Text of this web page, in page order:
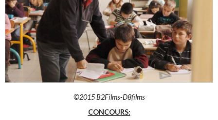
©2015 B2Films-D8films
CONCOURS: